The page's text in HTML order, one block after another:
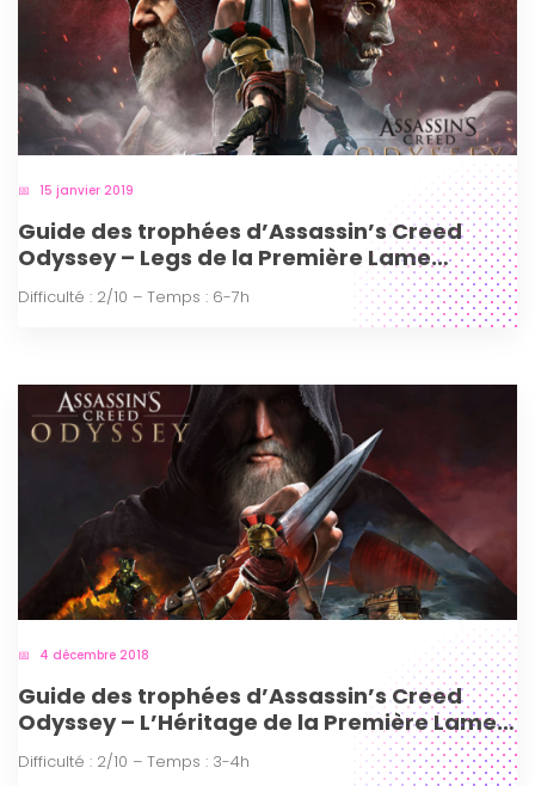
15 janvier 2019
Guide des trophées d’Assassin’s Creed
Odyssey – Legs de la Première Lame
épisode 2 (PS4)
Difficulté : 2/10 – Temps : 6-7h
4 décembre 2018
Guide des trophées d’Assassin’s Creed
Odyssey – L’Héritage de la Première Lame
(PS4)
Difficulté : 2/10 – Temps : 3-4h